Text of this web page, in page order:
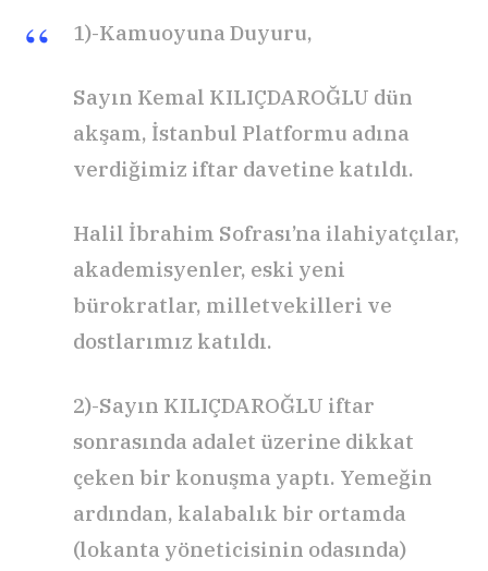
1)-Kamuoyuna Duyuru,
Sayın Kemal KILIÇDAROĞLU dün
akşam, İstanbul Platformu adına
verdiğimiz iftar davetine katıldı.
Halil İbrahim Sofrası’na ilahiyatçılar,
akademisyenler, eski yeni
bürokratlar, milletvekilleri ve
dostlarımız katıldı.
2)-Sayın KILIÇDAROĞLU iftar
sonrasında adalet üzerine dikkat
çeken bir konuşma yaptı. Yemeğin
ardından, kalabalık bir ortamda
(lokanta yöneticisinin odasında)